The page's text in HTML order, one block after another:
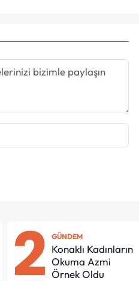
2 GÜNDEM
Konaklı Kadınların
Okuma Azmi
Örnek Oldu